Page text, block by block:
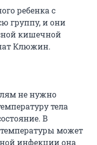
ребенка с
группу, и они
кишечной
Клюжин.
не нужно
тела
В
может
инфекции она